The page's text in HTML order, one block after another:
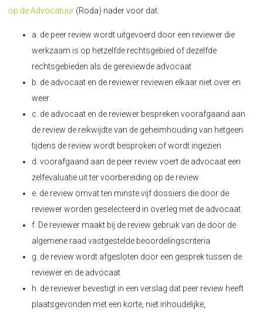
op de Advocatuur (Roda) nader voor dat:
a. de peer review wordt uitgevoerd door een reviewer die
werkzaam is op hetzelfde rechtsgebied of dezelfde
rechtsgebieden als de gereviewde advocaat
b. de advocaat en de reviewer reviewen elkaar niet over en
weer
c. de advocaat en de reviewer bespreken voorafgaand aan
de review de reikwijdte van de geheimhouding van hetgeen
tijdens de review wordt besproken of wordt ingezien
d. voorafgaand aan de peer review voert de advocaat een
zelfevaluatie uit ter voorbereiding op de review
e. de review omvat ten minste vijf dossiers die door de
reviewer worden geselecteerd in overleg met de advocaat
f. De reviewer maakt bij de review gebruik van de door de
algemene raad vastgestelde beoordelingscriteria
g. de review wordt afgesloten door een gesprek tussen de
reviewer en de advocaat
h. de reviewer bevestigt in een verslag dat peer review heeft
plaatsgevonden met een korte, niet inhoudelijke,